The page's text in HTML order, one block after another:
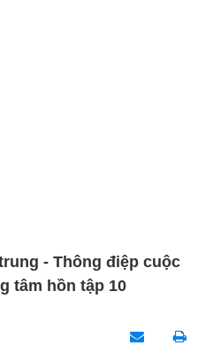
- Thông điệp cuộc
tâm hồn tập 10